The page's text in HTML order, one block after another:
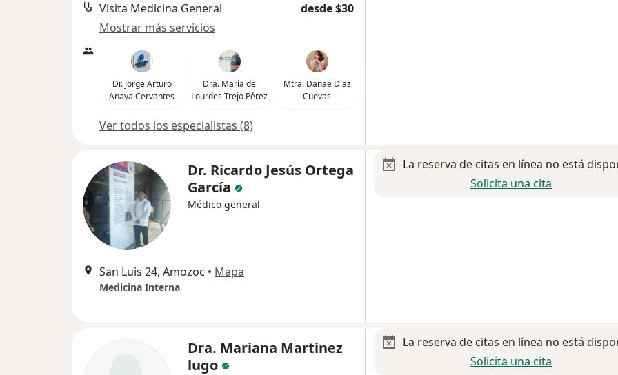
Visita Medicina General
desde $30
Mostrar más servicios
Dr. Jorge Arturo
Anaya Cervantes
Dra. Maria de
Lourdes Trejo Pérez
Mtra. Danae Diaz
Cuevas
Ver todos los especialistas (8)
Dr. Ricardo Jesús Ortega
García
Médico general
San Luis 24, Amozoc • Mapa
Medicina Interna
La reserva de citas en línea no está
Solicita una cita
Dra. Mariana Martinez
lugo
La reserva de citas en línea no está
Solicita una cita